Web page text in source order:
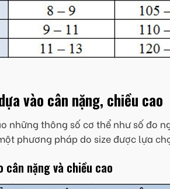
vào cân nặng, chiều cao
những thông số cơ thể như số đo
phương pháp do size được lựa
cân nặng và chiều cao